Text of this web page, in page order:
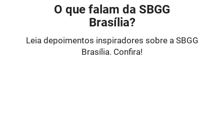
O que falam da SBGG
Brasília?
Leia depoimentos inspiradores sobre a SBGG
Brasília. Confira!